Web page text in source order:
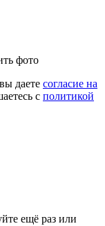
фото
даете согласие на
c политикой
ещё раз или